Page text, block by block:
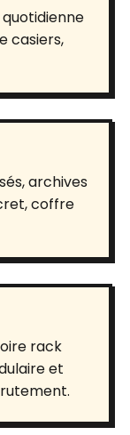
casiers,
archives
coffre
rack
et